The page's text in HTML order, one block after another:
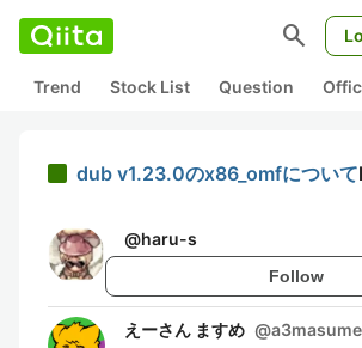
search
Trend Stock List Question
dub v1.23.0のx86_omfについて
@haru-s
Follow
えーさん ますめ @a3masume